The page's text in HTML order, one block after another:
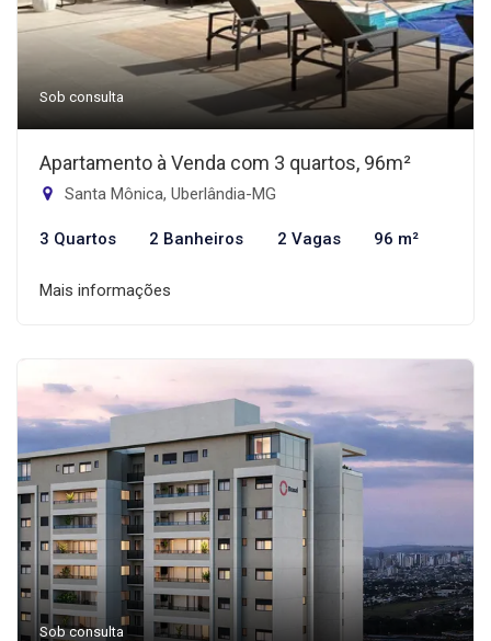
Sob consulta
Apartamento à Venda com 3 quartos, 96m²
Santa Mônica, Uberlândia-MG
3 Quartos 2 Banheiros 2 Vagas 96 m²
Mais informações
Sob consulta